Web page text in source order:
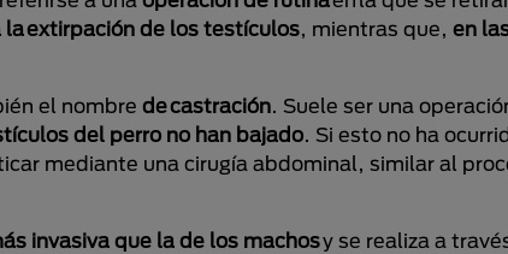
la extirpación de los testículos, mientras que, en
el nombre de castración. Suele ser una
del perro no han bajado. Si esto no ha
mediante una cirugía abdominal, similar al
invasiva que la de los machosy se realiza a